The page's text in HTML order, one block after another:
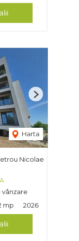
Harta
Next
Nicolae
mp 2026